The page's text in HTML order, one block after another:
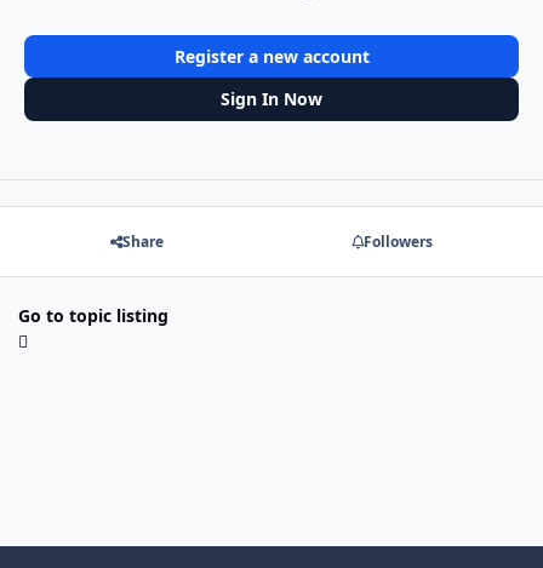
Register a new account
Sign In Now
Share Followers
Go to topic listing